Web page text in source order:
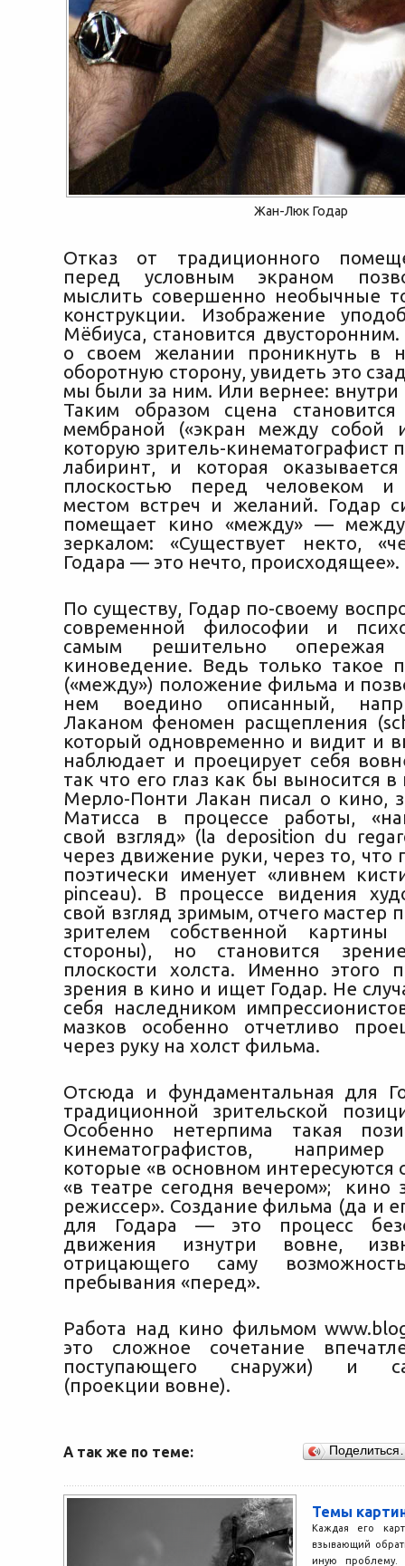
Жан-Люк Годар
Отказ от традиционного
перед условным экраном
мыслить совершенно необычные
конструкции. Изображение
Мёбиуса, становится двусторонним.
о своем желании проникнуть в
оборотную сторону, увидеть это
мы были за ним. Или вернее: внутри
Таким образом сцена становится
мембраной («экран между собой
которую зритель-кинематографист
лабиринт, и которая
плоскостью перед человеком и
местом встреч и желаний. Годар
помещает кино «между» —
зеркалом: «Существует некто,
Годара — это нечто, происходящее».
По существу, Годар по-своему
современной философии и
самым решительно опережая
киноведение. Ведь только такое
(«между») положение фильма и
нем воедино описанный,
Лаканом феномен расщепления
который одновременно и видит и
наблюдает и проецирует себя
так что его глаз как бы выносится
Мерло-Понти Лакан писал о кино,
Матисса в процессе работы,
свой взгляд» (la deposition du
через движение руки, через то, что
поэтически именует «ливнем
pinceau). В процессе видения
свой взгляд зримым, отчего мастер
зрителем собственной картины
стороны), но становится
плоскости холста. Именно этого
зрения в кино и ищет Годар. Не
себя наследником
мазков особенно отчетливо
через руку на холст фильма.
Отсюда и фундаментальная для
традиционной зрительской
Особенно нетерпима такая
кинематографистов, например
которые «в основном
«в театре сегодня вечером»; кино
режиссер». Создание фильма (да и
для Годара — это процесс
движения изнутри вовне,
отрицающего саму
пребывания «перед».
Работа над кино фильмом
это сложное сочетание
поступающего снаружи) и
(проекции вовне).
А так же по теме:
Темы
Каждая его
взывающий
иную проблему.